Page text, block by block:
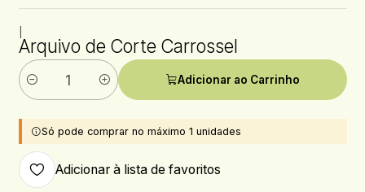
Arquivo de Corte Carrossel
Quantidade
Adicionar ao Carrinho
Só pode comprar no máximo 1 unidades
Adicionar à lista de favoritos